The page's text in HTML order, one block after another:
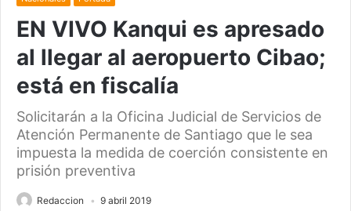
EN VIVO Kanqui es apresado
al llegar al aeropuerto Cibao;
está en fiscalía
Solicitarán a la Oficina Judicial de Servicios de
Atención Permanente de Santiago que le sea
impuesta la medida de coerción consistente en
prisión preventiva
Redaccion 9 abril 2019